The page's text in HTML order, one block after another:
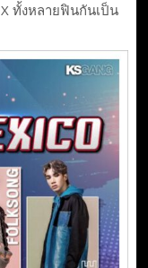
ทั้งหลายฟินกันเป็น